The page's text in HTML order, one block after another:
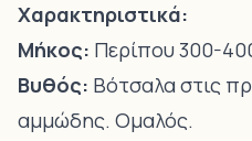
Χαρακτηριστικά:
Μήκος: Περίπου 300-
Βυθός: Βότσαλα στις
αμμώδης. Ομαλός.